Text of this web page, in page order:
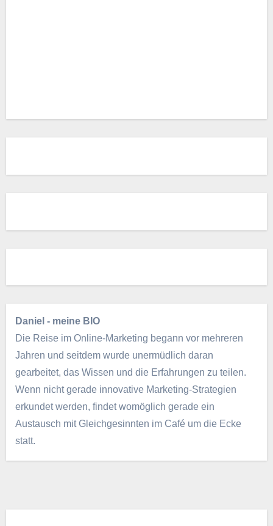
Daniel - meine BIO
Die Reise im Online-Marketing begann vor mehreren
Jahren und seitdem wurde unermüdlich daran
gearbeitet, das Wissen und die Erfahrungen zu teilen.
Wenn nicht gerade innovative Marketing-Strategien
erkundet werden, findet womöglich gerade ein
Austausch mit Gleichgesinnten im Café um die Ecke
statt.